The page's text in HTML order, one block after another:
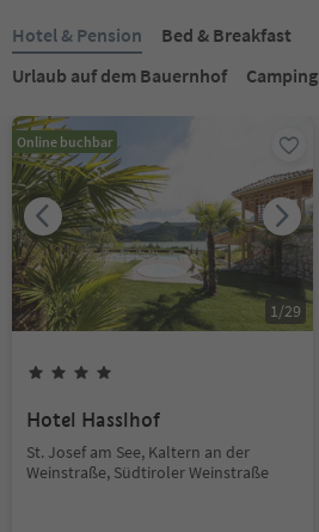
Hotel & Pension
Bed & Breakfast
Urlaub auf dem Bauernhof
Camping
Online buchbar
1/29
Hotel Hasslhof
St. Josef am See, Kaltern an der
Weinstraße, Südtiroler Weinstraße